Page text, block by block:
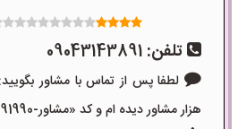
تلفن: 09043143891
لطفا پس از تماس با مشاور
هزار مشاور دیده ام و کد «مشاور-91990» را اعلام کنید»